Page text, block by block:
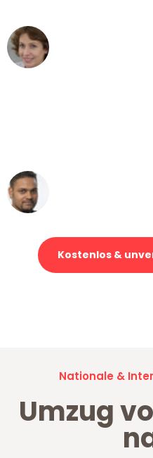
Kostenlos &
Nationale &
Umzug